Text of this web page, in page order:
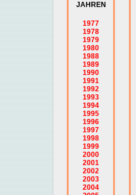
JAHREN
1977
1978
1979
1980
1988
1989
1990
1991
1992
1993
1994
1995
1996
1997
1998
1999
2000
2001
2002
2003
2004